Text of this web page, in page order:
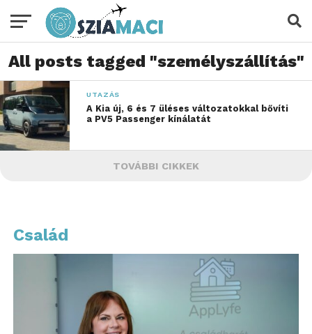
All posts tagged "személyszállítás"
UTAZÁS
A Kia új, 6 és 7 üléses változatokkal bővíti
a PV5 Passenger kínálatát
TOVÁBBI CIKKEK
Család